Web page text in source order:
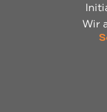
Wir